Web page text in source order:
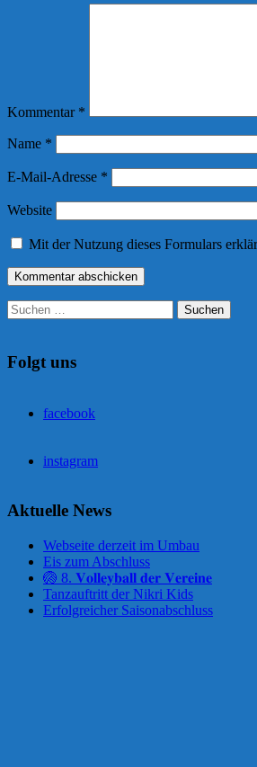
Kommentar *
Name *
E-Mail-Adresse *
Website
Mit der Nutzung dieses Formulars
Suchen
nach:
Folgt uns
facebook
instagram
Aktuelle News
Webseite derzeit im Umbau
Eis zum Abschluss
🏐 8. 𝐕𝐨𝐥𝐥𝐞𝐲𝐛𝐚𝐥𝐥 𝐝𝐞𝐫 𝐕𝐞𝐫𝐞𝐢𝐧𝐞
Tanzauftritt der Nikri Kids
Erfolgreicher Saisonabschluss